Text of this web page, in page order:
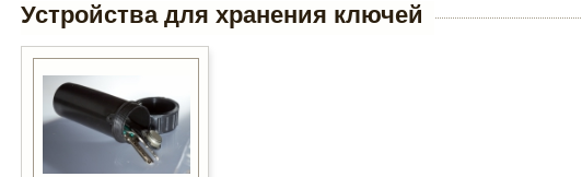
Устройства для хранения ключей